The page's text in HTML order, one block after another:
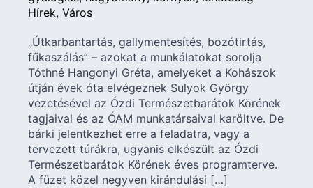
Hírek Város
„Útkarbantartás, gallymentesítés, bozótirtás,
fűkaszálás” – azokat a munkálatokat sorolja
Tóthné Hangonyi Gréta, amelyeket a Kohászok
útján évek óta elvégeznek Sulyok György
vezetésével az Ózdi Természetbarátok Körének
tagjaival és az ÓAM munkatársaival karöltve. De
bárki jelentkezhet erre a feladatra, vagy a
tervezett túrákra, ugyanis elkészült az Ózdi
Természetbarátok Körének éves programterve.
A füzet közel negyven kirándulási […]